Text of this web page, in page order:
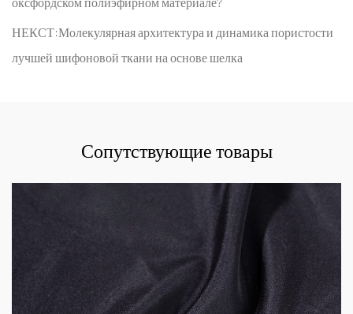
НЕКСТ:Молекулярная архитектура и динамика пористости
лучшей шифоновой ткани на основе шелка
Сопутствующие товары